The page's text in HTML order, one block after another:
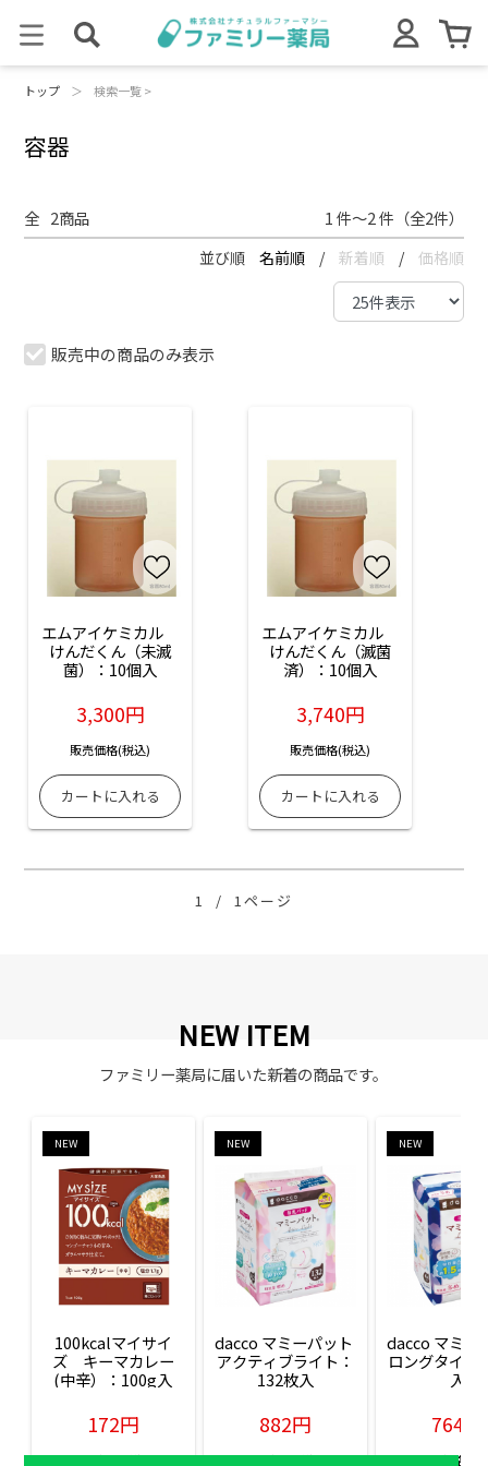
トップ ＞ 検索一覧 >
容器
全 2商品 1 件～2 件（全2件）
並び順 名前順 / 新着順 / 価格順
販売中の商品のみ表示
エムアイケミカル
けんだくん（未滅
菌）：10個入
3,300円
販売価格(税込)
エムアイケミカル
けんだくん（滅菌
済）：10個入
3,740円
販売価格(税込)
1 / 1ページ
NEW ITEM
ファミリー薬局に届いた新着の商品です。
NEW
100kcalマイサイ
ズ　キーマカレー
(中辛）：100g入
172円
販売価格(税込)
NEW
dacco マミーパット
アクティブライト：
132枚入
882円
販売価格(税込)
NEW
dacco マミー
ロングタイム
入
764円
販売価格(税